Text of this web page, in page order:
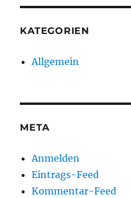
KATEGORIEN
Allgemein
META
Anmelden
Eintrags-Feed
Kommentar-Feed